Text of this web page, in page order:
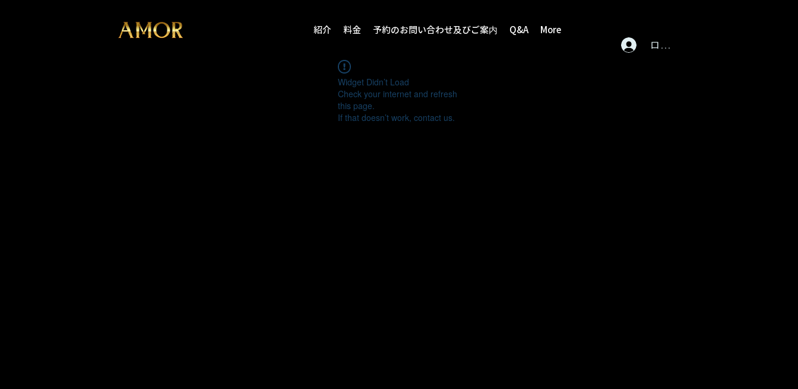
紹介 料金 予約のお問い合わせ及びご案内 Q&A More
ログイン
Widget Didn’t Load
Check your internet and refresh
this page.
If that doesn’t work, contact us.